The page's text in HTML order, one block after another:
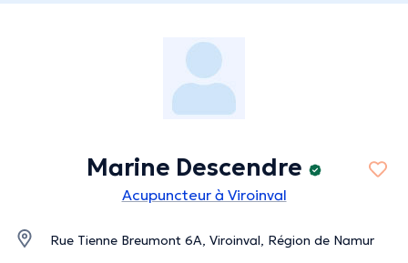
Marine Descendre
Acupuncteur à Viroinval
Rue Tienne Breumont 6A, Viroinval, Région de Namur